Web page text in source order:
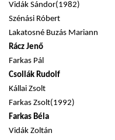
Vidák Sándor(1982)
Szénási Róbert
Lakatosné Buzás Mariann
Rácz Jenő
Farkas Pál
Csollák Rudolf
Kállai Zsolt
Farkas Zsolt(1992)
Farkas Béla
Vidák Zoltán